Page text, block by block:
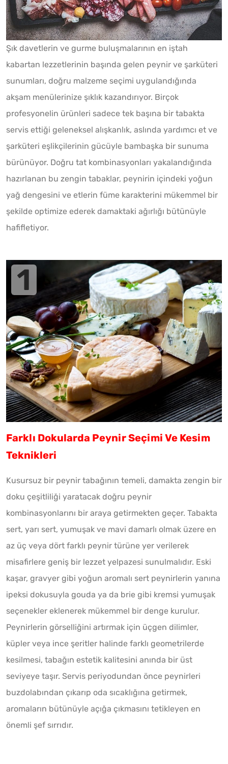
Şık davetlerin ve gurme buluşmalarının en iştah
kabartan lezzetlerinin başında gelen peynir ve şarküteri
sunumları, doğru malzeme seçimi uygulandığında
akşam menülerinize şıklık kazandırıyor. Birçok
profesyonelin ürünleri sadece tek başına bir tabakta
servis ettiği geleneksel alışkanlık, aslında yardımcı et ve
şarküteri eşlikçilerinin gücüyle bambaşka bir sunuma
bürünüyor. Doğru tat kombinasyonları yakalandığında
hazırlanan bu zengin tabaklar, peynirin içindeki yoğun
yağ dengesini ve etlerin füme karakterini mükemmel bir
şekilde optimize ederek damaktaki ağırlığı bütünüyle
hafifletiyor.
Farklı Dokularda Peynir Seçimi Ve Kesim
Teknikleri
Kusursuz bir peynir tabağının temeli, damakta zengin bir
doku çeşitliliği yaratacak doğru peynir
kombinasyonlarını bir araya getirmekten geçer. Tabakta
sert, yarı sert, yumuşak ve mavi damarlı olmak üzere en
az üç veya dört farklı peynir türüne yer verilerek
misafirlere geniş bir lezzet yelpazesi sunulmalıdır. Eski
kaşar, gravyer gibi yoğun aromalı sert peynirlerin yanına
ipeksi dokusuyla gouda ya da brie gibi kremsi yumuşak
seçenekler eklenerek mükemmel bir denge kurulur.
Peynirlerin görselliğini artırmak için üçgen dilimler,
küpler veya ince şeritler halinde farklı geometrilerde
kesilmesi, tabağın estetik kalitesini anında bir üst
seviyeye taşır. Servis periyodundan önce peynirleri
buzdolabından çıkarıp oda sıcaklığına getirmek,
aromaların bütünüyle açığa çıkmasını tetikleyen en
önemli şef sırrıdır.